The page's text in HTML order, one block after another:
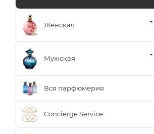
Женская
Мужская
Вся парфюмерия
Concierge Service